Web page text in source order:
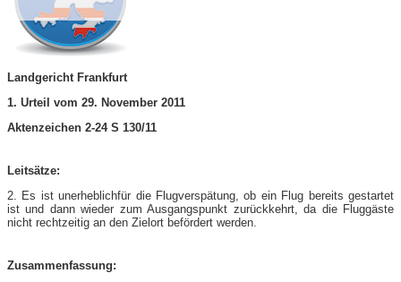
Landgericht Frankfurt
1. Urteil vom 29. November 2011
Aktenzeichen 2-24 S 130/11
Leitsätze:
2. Es ist unerheblichfür die Flugverspätung, ob ein Flug bereits gestartet
ist und dann wieder zum Ausgangspunkt zurückkehrt, da die Fluggäste
nicht rechtzeitig an den Zielort befördert werden.
Zusammenfassung: